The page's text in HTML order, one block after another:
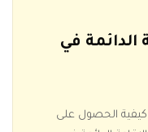
الدائمة في
كيفية الحصول على